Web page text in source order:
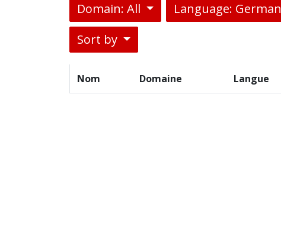
Domain: All Language:
Sort by
Nom Domaine Langue